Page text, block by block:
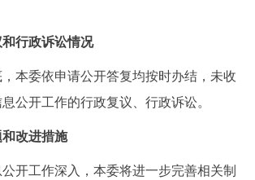
行政诉讼情况
委依申请公开答复均按时办结，未收
公开工作的行政复议、行政诉讼。
改进措施
工作深入，本委将进一步完善相关制